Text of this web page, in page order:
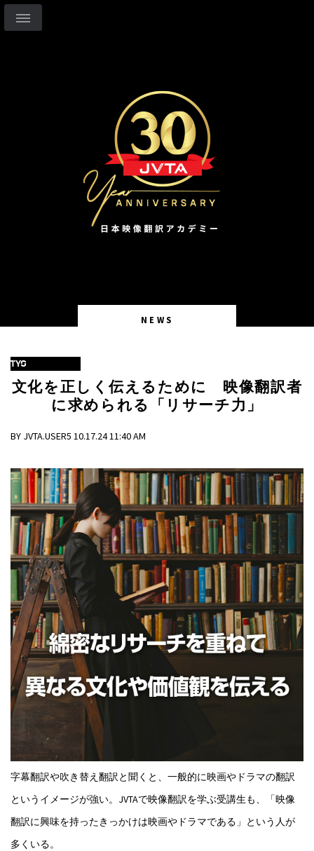
NEWS
TYO
文化を正しく伝えるために 映像翻訳者
に求められる「リサーチ力」
BY JVTA.USER5 10.17.24 11:40 AM
字幕翻訳や吹き替え翻訳と聞くと、一般的に映画やドラマの翻訳
というイメージが強い。JVTAで映像翻訳を学ぶ受講生も、「映像
翻訳に興味を持ったきっかけは映画やドラマである」という人が
多くいる。